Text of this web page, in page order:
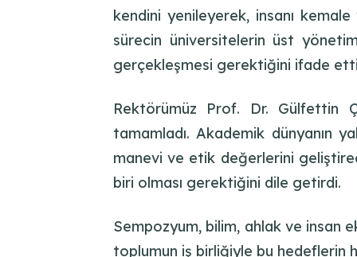
kendini yenileyerek, insanı
sürecin üniversitelerin üst
gerçekleşmesi gerektiğini ifade
Rektörümüz Prof. Dr. Gülfettin
tamamladı. Akademik dünyanın
manevi ve etik değerlerini
biri olması gerektiğini dile getirdi.
Sempozyum, bilim, ahlak ve insan
toplumun iş birliğiyle bu hedeflerin